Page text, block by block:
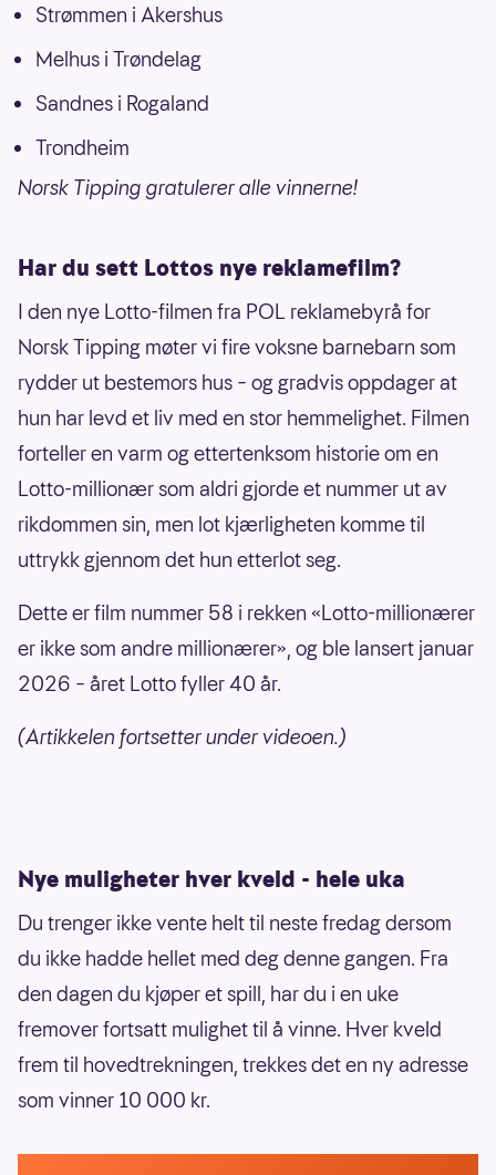
Strømmen i Akershus
Melhus i Trøndelag
Sandnes i Rogaland
Trondheim
Norsk Tipping gratulerer alle vinnerne!
Har du sett Lottos nye reklamefilm?
I den nye Lotto-filmen fra POL reklamebyrå for
Norsk Tipping møter vi fire voksne barnebarn som
rydder ut bestemors hus – og gradvis oppdager at
hun har levd et liv med en stor hemmelighet. Filmen
forteller en varm og ettertenksom historie om en
Lotto-millionær som aldri gjorde et nummer ut av
rikdommen sin, men lot kjærligheten komme til
uttrykk gjennom det hun etterlot seg.
Dette er film nummer 58 i rekken «Lotto-millionærer
er ikke som andre millionærer», og ble lansert januar
2026 – året Lotto fyller 40 år.
(Artikkelen fortsetter under videoen.)
Nye muligheter hver kveld - hele uka
Du trenger ikke vente helt til neste fredag dersom
du ikke hadde hellet med deg denne gangen. Fra
den dagen du kjøper et spill, har du i en uke
fremover fortsatt mulighet til å vinne. Hver kveld
frem til hovedtrekningen, trekkes det en ny adresse
som vinner 10 000 kr.